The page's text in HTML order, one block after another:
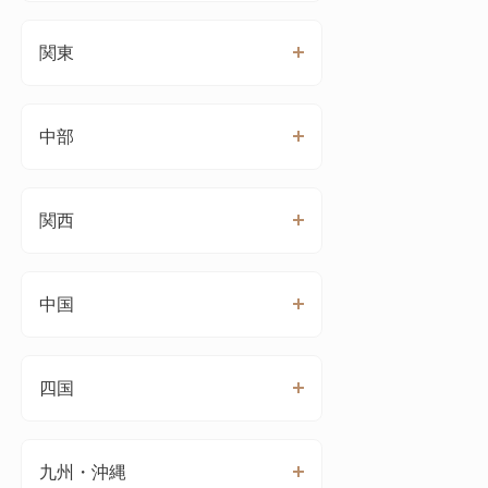
関東
中部
関西
中国
四国
九州・沖縄